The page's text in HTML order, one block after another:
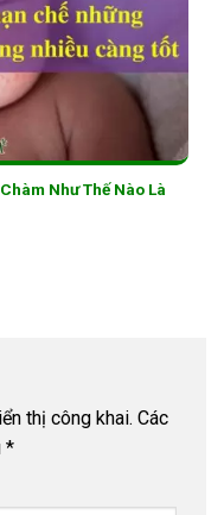
Như Thế Nào Là
thị công khai. Các
*